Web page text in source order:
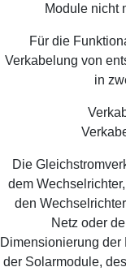
Module nicht
Für die
Verkabelung von
in
Die
dem
den
Netz oder
Dimensionierung der
der Solarmodule,